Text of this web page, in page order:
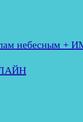
небесным +